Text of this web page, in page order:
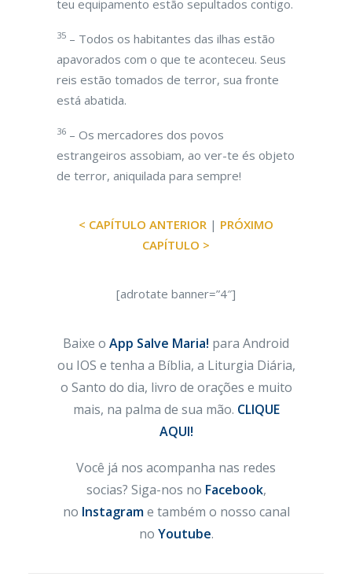
teu equipamento estão sepultados contigo.
35 – Todos os habitantes das ilhas estão
apavorados com o que te aconteceu. Seus
reis estão tomados de terror, sua fronte
está abatida.
36 – Os mercadores dos povos
estrangeiros assobiam, ao ver-te és objeto
de terror, aniquilada para sempre!
< CAPÍTULO ANTERIOR | PRÓXIMO
CAPÍTULO >
[adrotate banner=”4″]
Baixe o App Salve Maria! para Android
ou IOS e tenha a Bíblia, a Liturgia Diária,
o Santo do dia, livro de orações e muito
mais, na palma de sua mão. CLIQUE
AQUI!
Você já nos acompanha nas redes
socias? Siga-nos no Facebook,
no Instagrame também o nosso canal
no Youtube.